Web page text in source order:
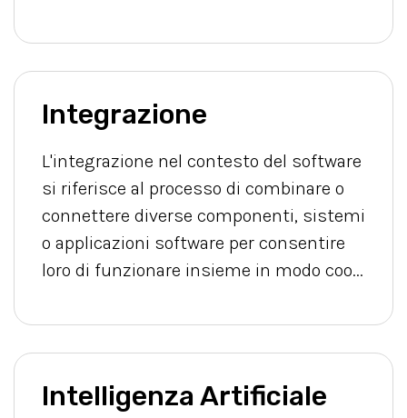
Integrazione
L'integrazione nel contesto del software
si riferisce al processo di combinare o
connettere diverse componenti, sistemi
o applicazioni software per consentire
loro di funzionare insieme in modo coo...
Intelligenza Artificiale